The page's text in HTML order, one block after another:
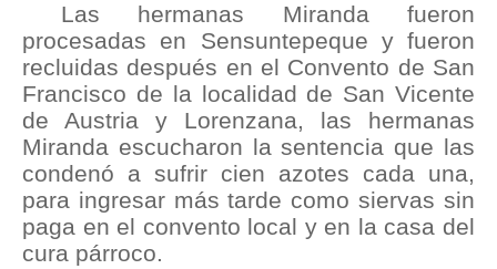
Las hermanas Miranda fueron
procesadas en Sensuntepeque y fueron
recluidas después en el Convento de San
Francisco de la localidad de San Vicente
de Austria y Lorenzana, las hermanas
Miranda escucharon la sentencia que las
condenó a sufrir cien azotes cada una,
para ingresar más tarde como siervas sin
paga en el convento local y en la casa del
cura párroco.